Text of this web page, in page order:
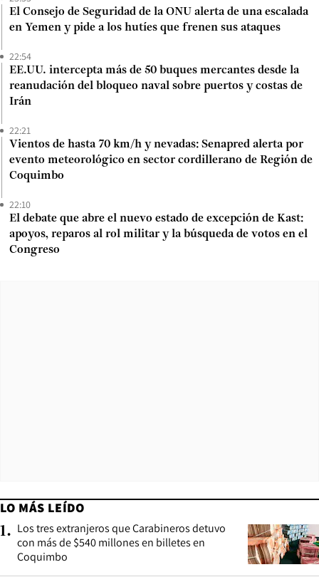
El Consejo de Seguridad de la ONU alerta de una escalada
en Yemen y pide a los hutíes que frenen sus ataques
22:54
EE.UU. intercepta más de 50 buques mercantes desde la
reanudación del bloqueo naval sobre puertos y costas de
Irán
22:21
Vientos de hasta 70 km/h y nevadas: Senapred alerta por
evento meteorológico en sector cordillerano de Región de
Coquimbo
22:10
El debate que abre el nuevo estado de excepción de Kast:
apoyos, reparos al rol militar y la búsqueda de votos en el
Congreso
LO MÁS LEÍDO
1. Los tres extranjeros que Carabineros detuvo
con más de $540 millones en billetes en
Coquimbo